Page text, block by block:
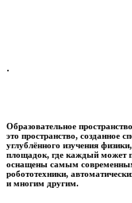
.
Образовательное пространство
это пространство, созданное
углублённого изучения
площадок, где каждый может
оснащены самым
робототехники,
и многим другим.